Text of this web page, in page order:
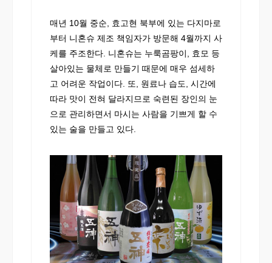
매년 10월 중순, 효고현 북부에 있는 다지마로
부터 니혼슈 제조 책임자가 방문해 4월까지 사
케를 주조한다. 니혼슈는 누룩곰팡이, 효모 등
살아있는 물체로 만들기 때문에 매우 섬세하
고 어려운 작업이다. 또, 원료나 습도, 시간에
따라 맛이 전혀 달라지므로 숙련된 장인의 눈
으로 관리하면서 마시는 사람을 기쁘게 할 수
있는 술을 만들고 있다.